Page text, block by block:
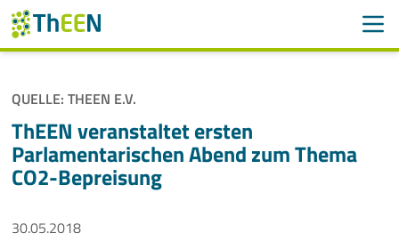
Navigation überspringen
ThEEN
Services
QUELLE: THEEN E.V.
ThEEN veranstaltet ersten
Parlamentarischen Abend zum Thema
CO2-Bepreisung
30.05.2018